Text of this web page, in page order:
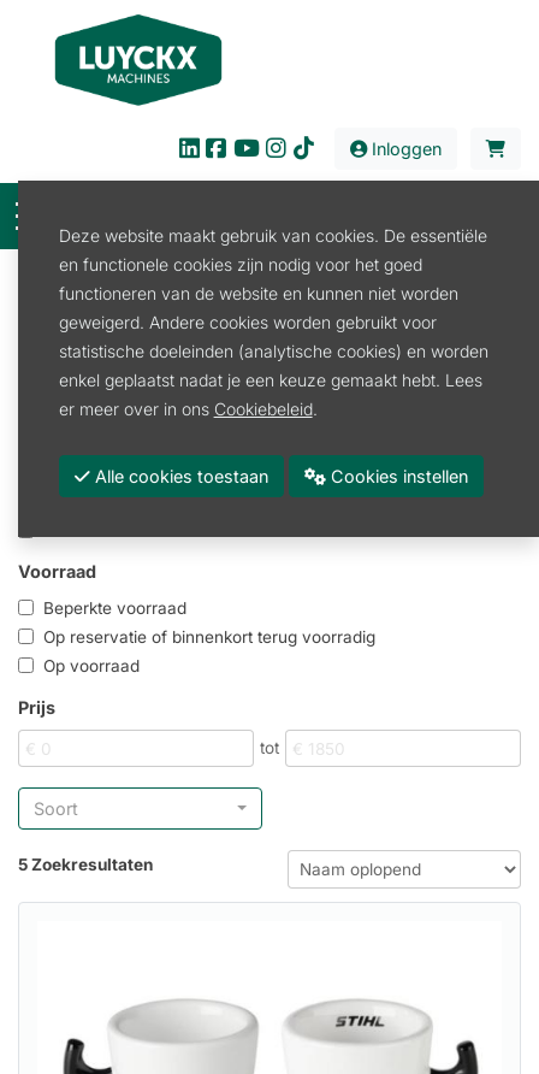
Inloggen
Filter
Verkoop Kids en Fanartikelen
Gadgets
Promoties
Merk
Voorraad
Beperkte voorraad
Op reservatie of binnenkort terug voorradig
Op voorraad
Prijs
tot
Soort
5 Zoekresultaten
Deze website maakt gebruik van cookies. De essentiële
en functionele cookies zijn nodig voor het goed
functioneren van de website en kunnen niet worden
geweigerd. Andere cookies worden gebruikt voor
statistische doeleinden (analytische cookies) en worden
enkel geplaatst nadat je een keuze gemaakt hebt. Lees
er meer over in ons Cookiebeleid.
Alle cookies toestaan Cookies instellen